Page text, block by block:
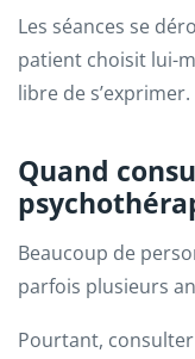
Les séances se
patient choisit lui-
libre de s’exprimer.
Quand
Beaucoup de
parfois plusieurs
Pourtant,